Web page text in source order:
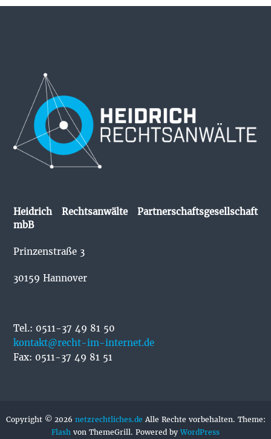
Heidrich Rechtsanwälte Partnerschaftsgesellschaft
mbB
Prinzenstraße 3
30159 Hannover
Tel.: 0511-37 49 81 50
kontakt@recht-im-internet.de
Fax: 0511-37 49 81 51
Copyright © 2026 netzrechtliches.de Alle Rechte vorbehalten. Theme:
Flash von ThemeGrill. Powered byWordPress